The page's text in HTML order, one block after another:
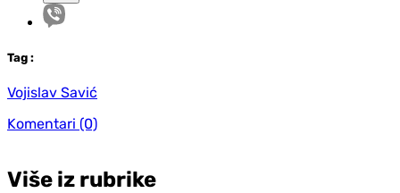
Tag :
Vojislav Savić
Komentari (0)
Više iz rubrike